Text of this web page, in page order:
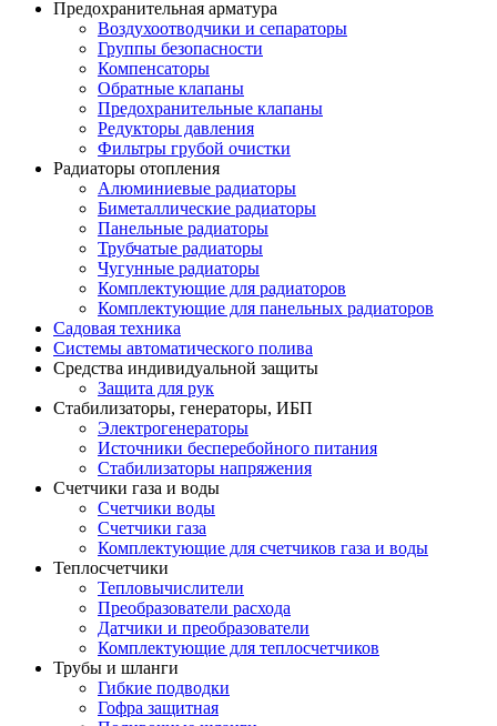
Предохранительная арматура
Воздухоотводчики и сепараторы
Группы безопасности
Компенсаторы
Обратные клапаны
Предохранительные клапаны
Редукторы давления
Фильтры грубой очистки
Радиаторы отопления
Алюминиевые радиаторы
Биметаллические радиаторы
Панельные радиаторы
Трубчатые радиаторы
Чугунные радиаторы
Комплектующие для радиаторов
Комплектующие для панельных радиаторов
Садовая техника
Системы автоматического полива
Средства индивидуальной защиты
Защита для рук
Стабилизаторы, генераторы, ИБП
Электрогенераторы
Источники бесперебойного питания
Стабилизаторы напряжения
Счетчики газа и воды
Счетчики воды
Счетчики газа
Комплектующие для счетчиков газа и воды
Теплосчетчики
Тепловычислители
Преобразователи расхода
Датчики и преобразователи
Комплектующие для теплосчетчиков
Трубы и шланги
Гибкие подводки
Гофра защитная